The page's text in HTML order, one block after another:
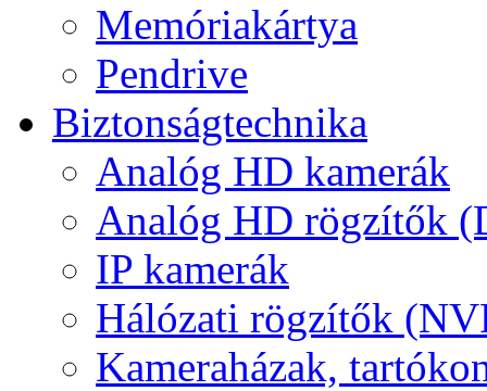
Memóriakártya
Pendrive
Biztonságtechnika
Analóg HD kamerák
Analóg HD rögzítők
IP kamerák
Hálózati rögzítők
Kameraházak,